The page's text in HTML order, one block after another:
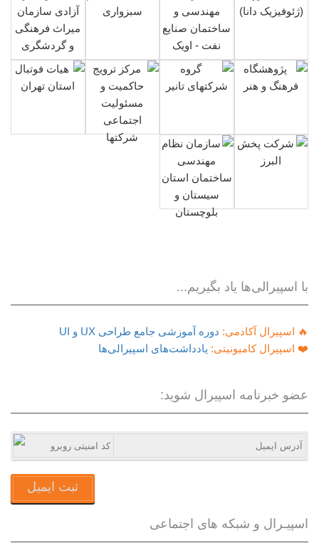
با اسپیرالی‌ها یاد بگیریم...
🔥 اسپیرال آکادمی: دوره آموزشی جامع طراحی UX و UI
❤️ اسپیرال کامیونیتی: یادداشت‌های اسپیرالی‌ها
عضو خبرنامه اسپیرال شوید:
ثبت ایمیل
اسپیـرال و شبکه های اجتماعی